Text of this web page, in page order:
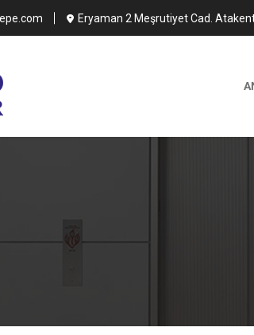
Eryaman 2 Meşrutiyet Cad.